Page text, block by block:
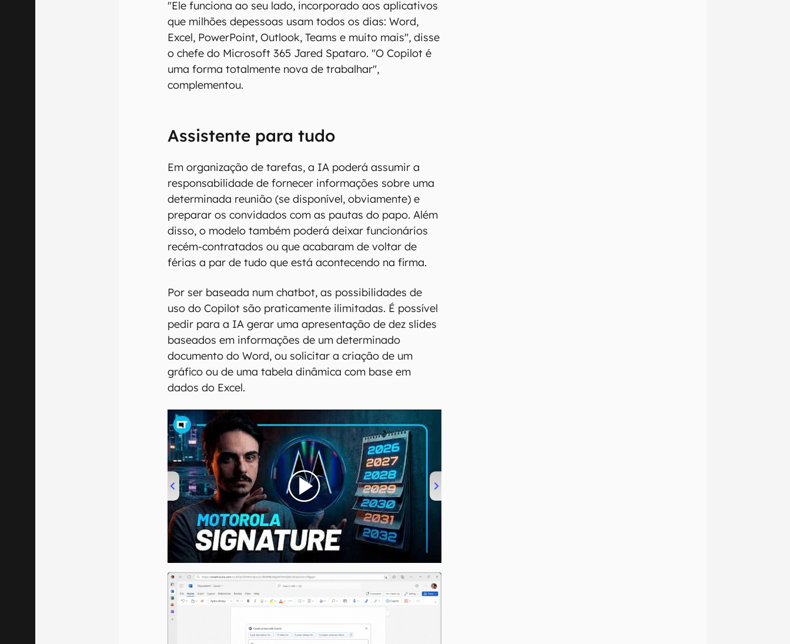
"Ele funciona ao seu lado, incorporado aos aplicativos
que milhões depessoas usam todos os dias: Word,
Excel, PowerPoint, Outlook, Teams e muito mais", disse
o chefe do Microsoft 365 Jared Spataro. "O Copilot é
uma forma totalmente nova de trabalhar",
complementou.
Assistente para tudo
Em organização de tarefas, a IA poderá assumir a
responsabilidade de fornecer informações sobre uma
determinada reunião (se disponível, obviamente) e
preparar os convidados com as pautas do papo. Além
disso, o modelo também poderá deixar funcionários
recém-contratados ou que acabaram de voltar de
férias a par de tudo que está acontecendo na firma.
Por ser baseada num chatbot, as possibilidades de
uso do Copilot são praticamente ilimitadas. É possível
pedir para a IA gerar uma apresentação de dez slides
baseados em informações de um determinado
documento do Word, ou solicitar a criação de um
gráfico ou de uma tabela dinâmica com base em
dados do Excel.
00:00 20:46